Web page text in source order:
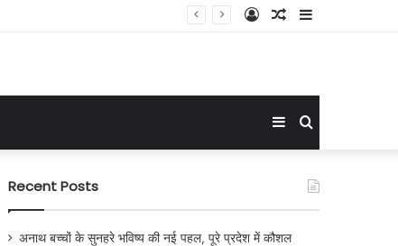
Sidebar
Random
Log
Search
for
Sidebar
Recent Posts
अनाथ बच्चों के सुनहरे भविष्य की नई पहल, पूरे प्रदेश में कौशल